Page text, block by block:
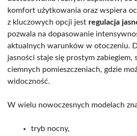
komfort użytkowania oraz wspiera
z kluczowych opcji jest regulacja
pozwala na dopasowanie
aktualnych warunków w otoczeniu.
jasności staje się prostym zabiegiem,
ciemnych pomieszczeniach, gdzie
widoczność.
W wielu nowoczesnych modelach
tryb nocny,